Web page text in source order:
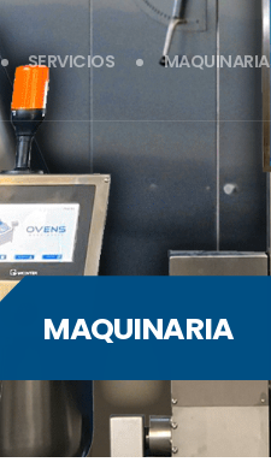
SERVICIOS MAQUINARIA
MAQUINARIA